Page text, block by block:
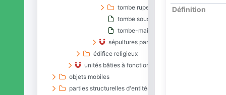
tombe rupestre
tombe sous tuiles
tombe-maison
sépultures par type de dépôt
édifice religieux
unités bâties à fonction sanitaire
objets mobiles
parties structurelles d'entités matérielles
Définition